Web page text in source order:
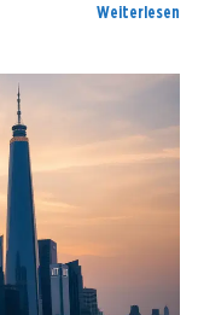
Weiterlesen